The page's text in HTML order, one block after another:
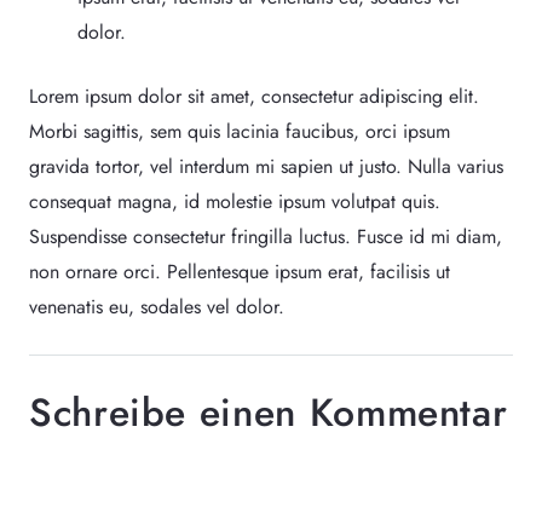
dolor.
Lorem ipsum dolor sit amet, consectetur adipiscing elit.
Morbi sagittis, sem quis lacinia faucibus, orci ipsum
gravida tortor, vel interdum mi sapien ut justo. Nulla varius
consequat magna, id molestie ipsum volutpat quis.
Suspendisse consectetur fringilla luctus. Fusce id mi diam,
non ornare orci. Pellentesque ipsum erat, facilisis ut
venenatis eu, sodales vel dolor.
Schreibe einen Kommentar